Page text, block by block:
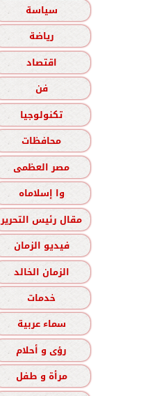
سياسة
رياضة
اقتصاد
فن
تكنولوجيا
محافظات
مصر العظمى
وا إسلاماه
مقال رئيس التحرير
فيديو الزمان
الزمان الخالد
خدمات
سماء عربية
رؤى و أحلام
مرأة و طفل